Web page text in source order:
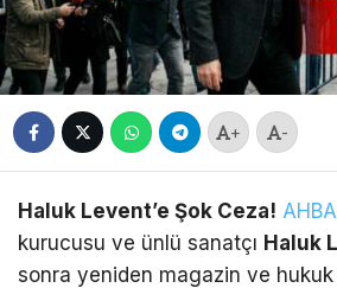
+ -
Haluk Levent’e Şok Ceza!
kurucusu ve ünlü sanatçı Haluk
sonra yeniden magazin ve hukuk